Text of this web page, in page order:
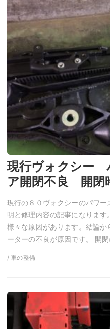
現行ヴォクシー
ア開閉不良 開閉
現行の８０ヴォクシーのパワ
明と修理内容の記事になりま
様々な原因があります。結論
ーターの不良が原因です。 開
/ 車の整備